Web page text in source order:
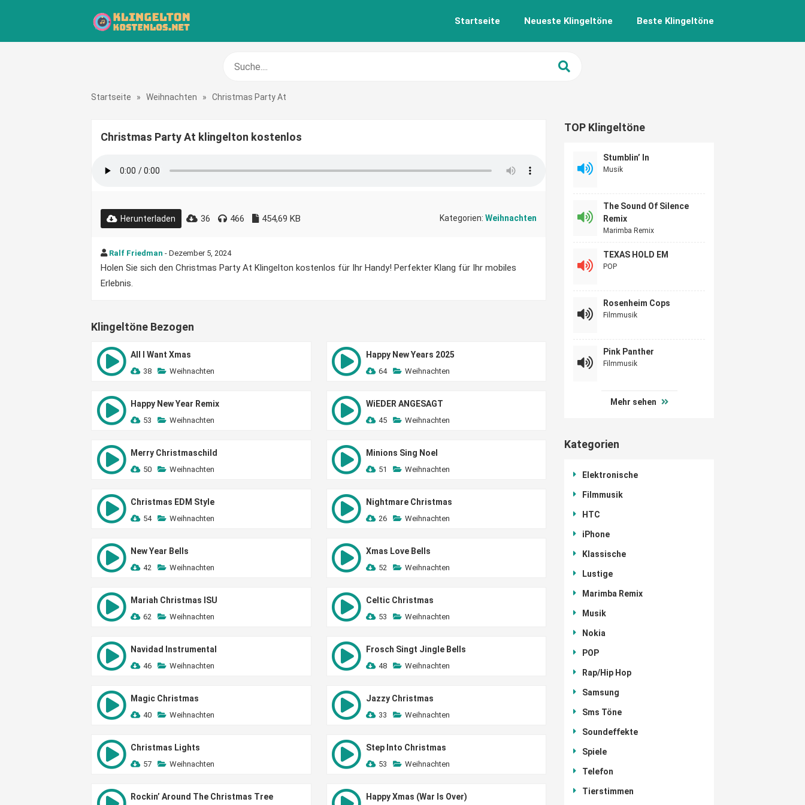
Startseite Neueste Klingeltöne Beste Klingeltöne
Startseite » Weihnachten » Christmas Party At
Christmas Party At klingelton kostenlos
Herunterladen 36 466 454,69 KB Kategorien: Weihnachten
Ralf Friedman - Dezember 5, 2024
Holen Sie sich den Christmas Party At Klingelton kostenlos für Ihr Handy! Perfekter Klang für Ihr mobiles
Erlebnis.
Klingeltöne Bezogen
All I Want Xmas
38 Weihnachten
Happy New Years 2025
64 Weihnachten
Happy New Year Remix
53 Weihnachten
WiEDER ANGESAGT
45 Weihnachten
Merry Christmaschild
50 Weihnachten
Minions Sing Noel
51 Weihnachten
Christmas EDM Style
54 Weihnachten
Nightmare Christmas
26 Weihnachten
New Year Bells
42 Weihnachten
Xmas Love Bells
52 Weihnachten
Mariah Christmas ISU
62 Weihnachten
Celtic Christmas
53 Weihnachten
Navidad Instrumental
46 Weihnachten
Frosch Singt Jingle Bells
48 Weihnachten
Magic Christmas
40 Weihnachten
Jazzy Christmas
33 Weihnachten
Christmas Lights
57 Weihnachten
Step Into Christmas
53 Weihnachten
Rockin’ Around The Christmas Tree Happy Xmas (War Is Over)
TOP Klingeltöne
Stumblin’ In
Musik
The Sound Of Silence
Remix
Marimba Remix
TEXAS HOLD EM
POP
Rosenheim Cops
Filmmusik
Pink Panther
Filmmusik
Mehr sehen
Kategorien
Elektronische
Filmmusik
HTC
iPhone
Klassische
Lustige
Marimba Remix
Musik
Nokia
POP
Rap/Hip Hop
Samsung
Sms Töne
Soundeffekte
Spiele
Telefon
Tierstimmen